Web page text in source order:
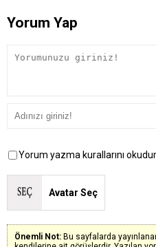
Yorum Yap
Yorum yazma kurallarını
Avatar Seç
Önemli Not: Bu sayfalarda